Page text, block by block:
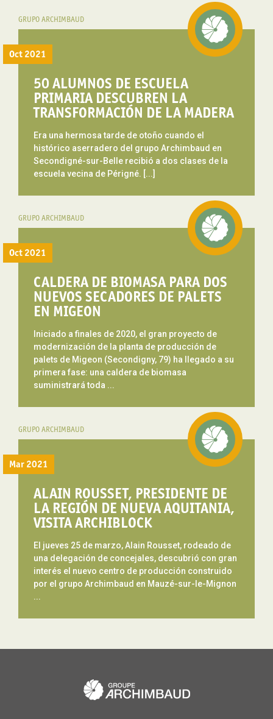
GRUPO ARCHIMBAUD
Oct 2021
50 ALUMNOS DE ESCUELA
PRIMARIA DESCUBREN LA
TRANSFORMACIÓN DE LA MADERA
Era una hermosa tarde de otoño cuando el
histórico aserradero del grupo Archimbaud en
Secondigné-sur-Belle recibió a dos clases de la
escuela vecina de Périgné. [...]
GRUPO ARCHIMBAUD
Oct 2021
CALDERA DE BIOMASA PARA DOS
NUEVOS SECADORES DE PALETS
EN MIGEON
Iniciado a finales de 2020, el gran proyecto de
modernización de la planta de producción de
palets de Migeon (Secondigny, 79) ha llegado a su
primera fase: una caldera de biomasa
suministrará toda ...
GRUPO ARCHIMBAUD
Mar 2021
ALAIN ROUSSET, PRESIDENTE DE
LA REGIÓN DE NUEVA AQUITANIA,
VISITA ARCHIBLOCK
El jueves 25 de marzo, Alain Rousset, rodeado de
una delegación de concejales, descubrió con gran
interés el nuevo centro de producción construido
por el grupo Archimbaud en Mauzé-sur-le-Mignon
...